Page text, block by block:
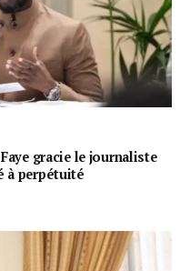
gracie le journaliste
à perpétuité